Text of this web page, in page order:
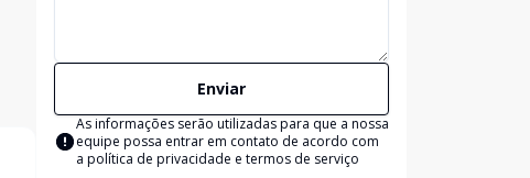
Enviar
As informações serão utilizadas para que a nossa
equipe possa entrar em contato de acordo com
a política de privacidade e termos de serviço